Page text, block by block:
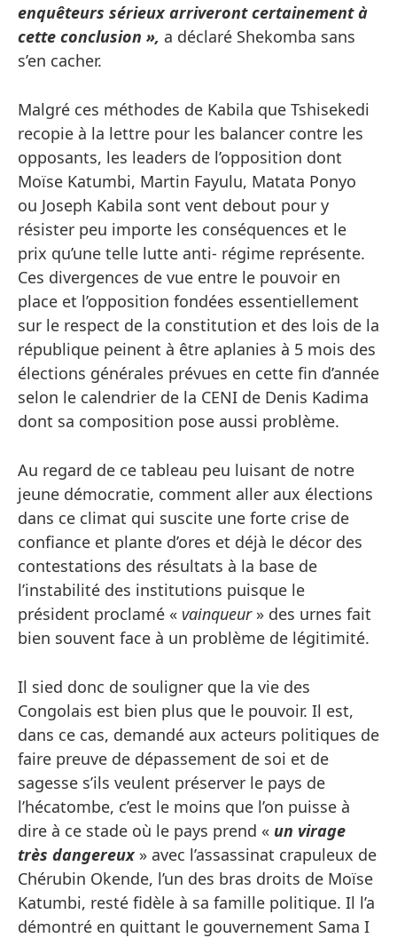
enquêteurs sérieux arriveront certainement à
cette conclusion », a déclaré Shekomba sans
s’en cacher.
Malgré ces méthodes de Kabila que Tshisekedi
recopie à la lettre pour les balancer contre les
opposants, les leaders de l’opposition dont
Moïse Katumbi, Martin Fayulu, Matata Ponyo
ou Joseph Kabila sont vent debout pour y
résister peu importe les conséquences et le
prix qu’une telle lutte anti- régime représente.
Ces divergences de vue entre le pouvoir en
place et l’opposition fondées essentiellement
sur le respect de la constitution et des lois de la
république peinent à être aplanies à 5 mois des
élections générales prévues en cette fin d’année
selon le calendrier de la CENI de Denis Kadima
dont sa composition pose aussi problème.
Au regard de ce tableau peu luisant de notre
jeune démocratie, comment aller aux élections
dans ce climat qui suscite une forte crise de
confiance et plante d’ores et déjà le décor des
contestations des résultats à la base de
l’instabilité des institutions puisque le
président proclamé « vainqueur» des urnes fait
bien souvent face à un problème de légitimité.
Il sied donc de souligner que la vie des
Congolais est bien plus que le pouvoir. Il est,
dans ce cas, demandé aux acteurs politiques de
faire preuve de dépassement de soi et de
sagesse s’ils veulent préserver le pays de
l’hécatombe, c’est le moins que l’on puisse à
dire à ce stade où le pays prend « un virage
très dangereux» avec l’assassinat crapuleux de
Chérubin Okende, l’un des bras droits de Moïse
Katumbi, resté fidèle à sa famille politique. Il l’a
démontré en quittant le gouvernement Sama I